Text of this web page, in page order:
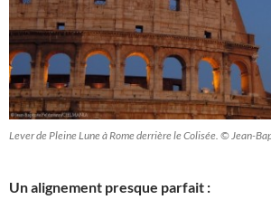
Lever de Pleine Lune à Rome derrière le Colisée. © Jean-
Un alignement presque parfait :